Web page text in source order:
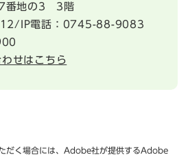
番地の3 3階
IP電話：0745-88-9083
せはこちら
だく場合には、Adobe社が提供するAdobe